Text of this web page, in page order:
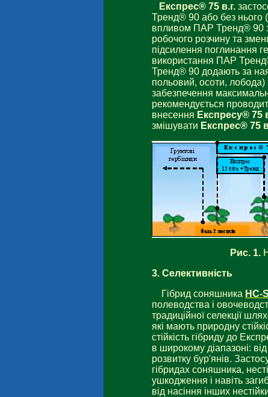
Експрес® 75 в.г.
Тренд® 90 або без нього
впливом ПАР Тренд® 90
робочого розчину та
підсилення поглинання
використання ПАР
Тренд® 90 додають за
польовий, осоти,
забезпечення
рекомендується
внесення Експресу® 75
змішувати Експрес® 75
Рис. 1.
3. Селективність
Гібрид соняшника НС-
полеводства і
традиційної селекції
які мають природну
стійкість гібриду до
в широкому діапазоні:
розвитку бур'янів.
гібридах соняшника,
ушкодження і навіть
від насіння інших